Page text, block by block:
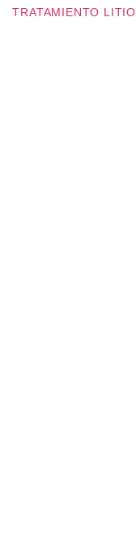
TRATAMIENTO LITIO